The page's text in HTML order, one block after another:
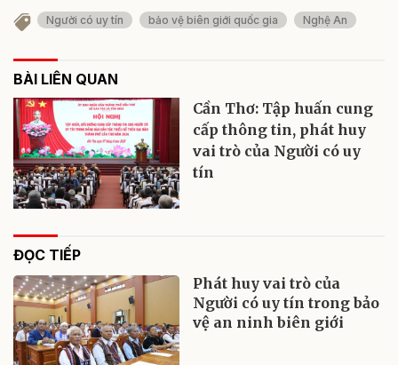
Người có uy tín bảo vệ biên giới quốc gia Nghệ An
BÀI LIÊN QUAN
Cần Thơ: Tập huấn cung
cấp thông tin, phát huy
vai trò của Người có uy
tín
ĐỌC TIẾP
Phát huy vai trò của
Người có uy tín trong bảo
vệ an ninh biên giới